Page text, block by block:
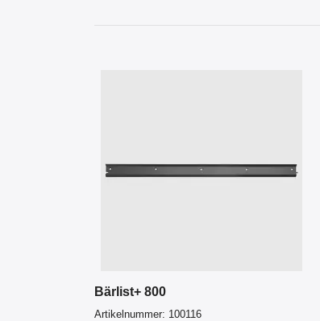
Bärlist+ 800
Artikelnummer: 100116